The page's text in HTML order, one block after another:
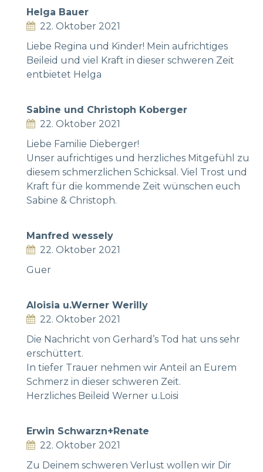
Helga Bauer
22. Oktober 2021
Liebe Regina und Kinder! Mein aufrichtiges
Beileid und viel Kraft in dieser schweren Zeit
entbietet Helga
Sabine und Christoph Koberger
22. Oktober 2021
Liebe Familie Dieberger!
Unser aufrichtiges und herzliches Mitgefühl zu
diesem schmerzlichen Schicksal. Viel Trost und
Kraft für die kommende Zeit wünschen euch
Sabine & Christoph.
Manfred wessely
22. Oktober 2021
Guer
Aloisia u.Werner Werilly
22. Oktober 2021
Die Nachricht von Gerhard’s Tod hat uns sehr
erschüttert.
In tiefer Trauer nehmen wir Anteil an Eurem
Schmerz in dieser schweren Zeit.
Herzliches Beileid Werner u.Loisi
Erwin Schwarzn+Renate
22. Oktober 2021
Zu Deinem schweren Verlust wollen wir Dir